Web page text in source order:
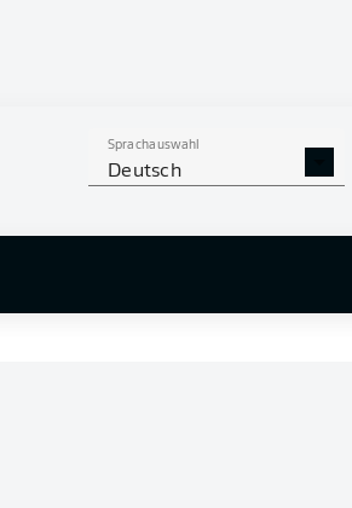
Sprachauswahl
Deutsch